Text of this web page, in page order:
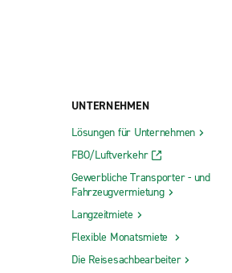
UNTERNEHMEN
Lösungen für Unternehmen
FBO/Luftverkehr
Gewerbliche Transporter - und
Fahrzeugvermietung
Langzeitmiete
Flexible Monatsmiete
Die Reisesachbearbeiter